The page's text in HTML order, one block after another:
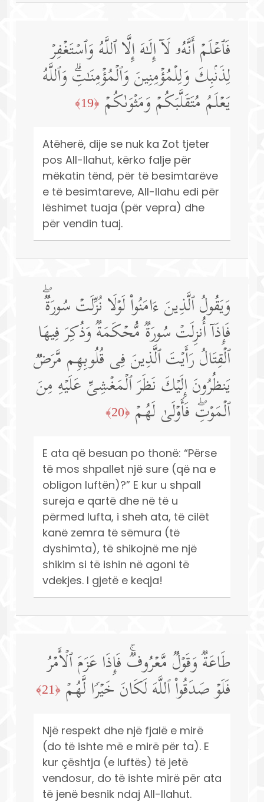
فَٱعۡلَمۡ أَنَّهُۥ لَاۤ إِلَـٰهَ إِلَّا ٱللَّهُ وَٱسۡتَغۡفِرۡ
لِذَنۢبِكَ وَلِلۡمُؤۡمِنِینَ وَٱلۡمُؤۡمِنَـٰتِۗ وَٱللَّهُ
یَعۡلَمُ مُتَقَلَّبَكُمۡ وَمَثۡوَىٰكُمۡ ﴿19﴾
Atëherë, dije se nuk ka Zot tjeter
pos All-llahut, kërko falje për
mëkatin tënd, për të besimtarëve
e të besimtareve, All-llahu edi për
lëshimet tuaja (për vepra) dhe
për vendin tuaj.
وَیَقُولُ ٱلَّذِینَ ءَامَنُوا۟ لَوۡلَا نُزِّلَتۡ سُورَةࣱۖ
فَإِذَاۤ أُنزِلَتۡ سُورَةࣱ مُّحۡكَمَةࣱ وَذُكِرَ فِیهَا
ٱلۡقِتَالُ رَأَیۡتَ ٱلَّذِینَ فِی قُلُوبِهِم مَّرَضࣱ
یَنظُرُونَ إِلَیۡكَ نَظَرَ ٱلۡمَغۡشِیِّ عَلَیۡهِ مِنَ
ٱلۡمَوۡتِۖ فَأَوۡلَىٰ لَهُمۡ ﴿20﴾
E ata që besuan po thonë: “Përse
të mos shpallet një sure (që na e
obligon luftën)?” E kur u shpall
sureja e qartë dhe në të u
përmed lufta, i sheh ata, të cilët
kanë zemra të sëmura (të
dyshimta), të shikojnë me një
shikim si të ishin në agoni të
vdekjes. I gjetë e keqja!
طَاعَةࣱ وَقَوۡلࣱ مَّعۡرُوفࣱۚ فَإِذَا عَزَمَ ٱلۡأَمۡرُ
فَلَوۡ صَدَقُوا۟ ٱللَّهَ لَكَانَ خَیۡرࣰا لَّهُمۡ ﴿21﴾
Një respekt dhe një fjalë e mirë
(do të ishte më e mirë për ta). E
kur çështja (e luftës) të jetë
vendosur, do të ishte mirë për ata
të jenë besnik ndaj All-llahut.